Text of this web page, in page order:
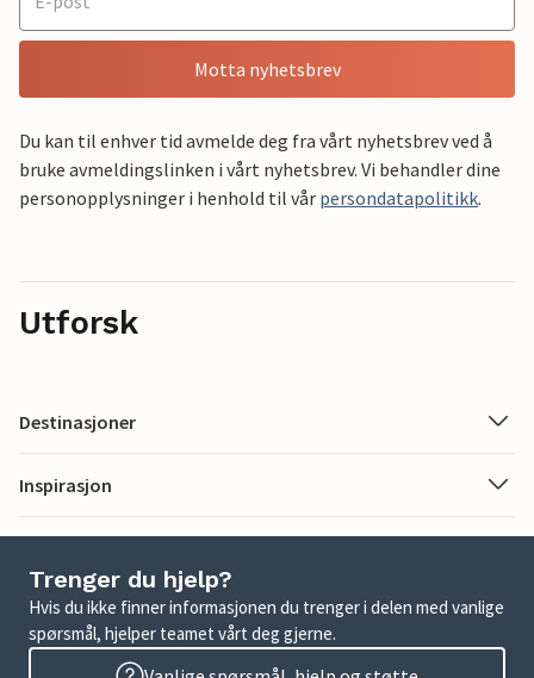
Motta nyhetsbrev
Du kan til enhver tid avmelde deg fra vårt nyhetsbrev ved å
bruke avmeldingslinken i vårt nyhetsbrev. Vi behandler dine
personopplysninger i henhold til vår persondatapolitikk.
Utforsk
Destinasjoner
Inspirasjon
Trenger du hjelp?
Hvis du ikke finner informasjonen du trenger i delen med vanlige
spørsmål, hjelper teamet vårt deg gjerne.